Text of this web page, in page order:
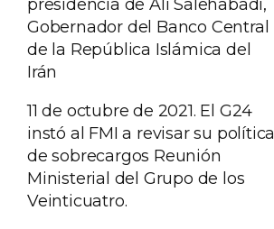
presidencia de Ali Salehabadi,
Gobernador del Banco Central
de la República Islámica del
Irán
11 de octubre de 2021. El G24
instó al FMI a revisar su política
de sobrecargos Reunión
Ministerial del Grupo de los
Veinticuatro.